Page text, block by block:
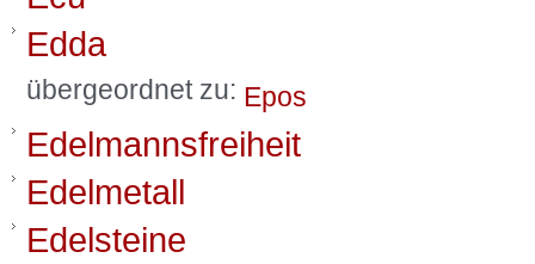
Edda
übergeordnet zu: Epos
Edelmannsfreiheit
Edelmetall
Edelsteine